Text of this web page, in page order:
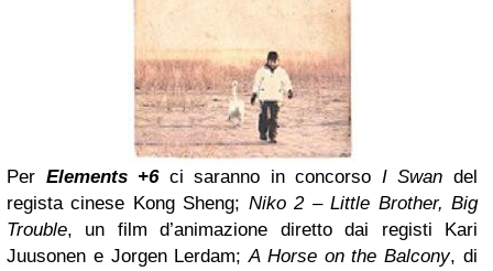
Per Elements +6ci saranno in concorso I Swan del
regista cinese Kong Sheng; Niko 2 – Little Brother, Big
Trouble, un film d’animazione diretto dai registi Kari
Juusonen e Jorgen Lerdam;A Horse on the Balcony, di